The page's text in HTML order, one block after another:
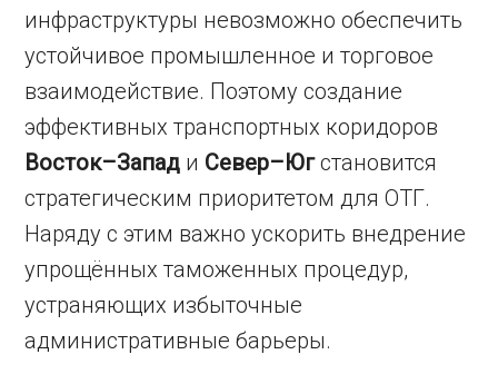
инфраструктуры невозможно обеспечить
устойчивое промышленное и торговое
взаимодействие. Поэтому создание
эффективных транспортных коридоров
Восток–Запад и Север–Югстановится
стратегическим приоритетом для ОТГ.
Наряду с этим важно ускорить внедрение
упрощённых таможенных процедур,
устраняющих избыточные
административные барьеры.